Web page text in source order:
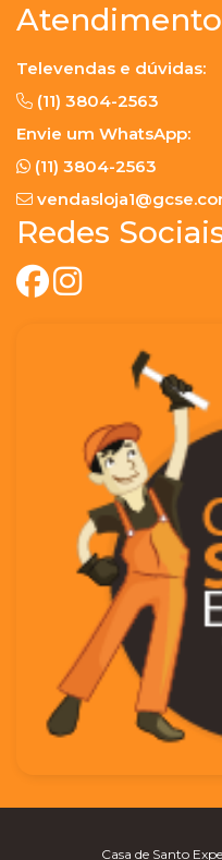
Atendimento
Televendas e dúvidas:
(11) 3804-2563
Envie um WhatsApp:
(11) 3804-2563
Redes
Casa de Santo